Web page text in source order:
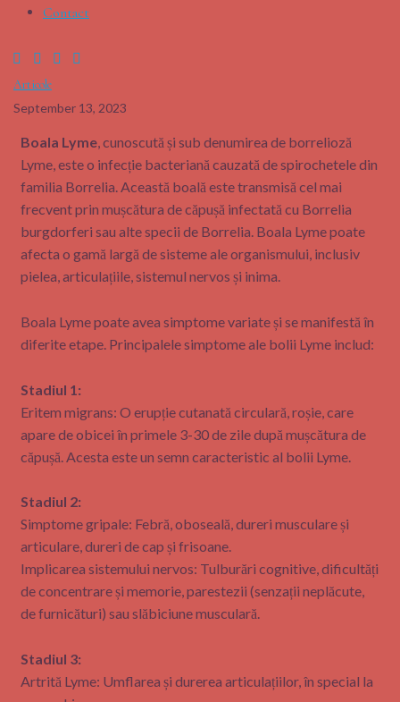
Contact
Articole
September 13, 2023
Boala Lyme, cunoscută și sub denumirea de borrelioză
Lyme, este o infecție bacteriană cauzată de spirochetele din
familia Borrelia. Această boală este transmisă cel mai
frecvent prin mușcătura de căpușă infectată cu Borrelia
burgdorferi sau alte specii de Borrelia. Boala Lyme poate
afecta o gamă largă de sisteme ale organismului, inclusiv
pielea, articulațiile, sistemul nervos și inima.
Boala Lyme poate avea simptome variate și se manifestă în
diferite etape. Principalele simptome ale bolii Lyme includ:
Stadiul 1:
Eritem migrans: O erupție cutanată circulară, roșie, care
apare de obicei în primele 3-30 de zile după mușcătura de
căpușă. Acesta este un semn caracteristic al bolii Lyme.
Stadiul 2:
Simptome gripale: Febră, oboseală, dureri musculare și
articulare, dureri de cap și frisoane.
Implicarea sistemului nervos: Tulburări cognitive, dificultăți
de concentrare și memorie, parestezii (senzații neplăcute,
de furnicături) sau slăbiciune musculară.
Stadiul 3:
Artrită Lyme: Umflarea și durerea articulațiilor, în special la